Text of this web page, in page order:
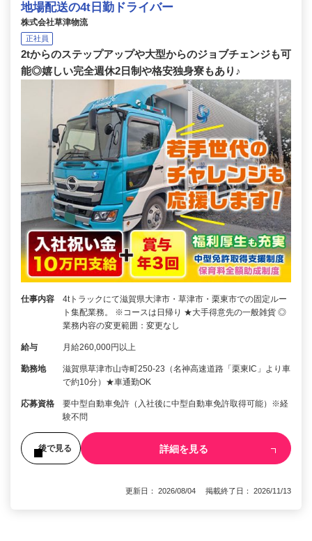
地場配送の4t日勤ドライバー
株式会社草津物流
正社員
2tからのステップアップや大型からのジョブチェンジも可
能◎嬉しい完全週休2日制や格安独身寮もあり♪
仕事内容
4tトラックにて滋賀県大津市・草津市・栗東市での固定ルー
ト集配業務。 ※コースは日帰り ★大手得意先の一般雑貨 ◎
業務内容の変更範囲：変更なし
給与 月給260,000円以上
勤務地
滋賀県草津市山寺町250-23（名神高速道路「栗東IC」より車
で約10分）★車通勤OK
応募資格
要中型自動車免許（入社後に中型自動車免許取得可能）※経
験不問
後で見る 詳細を見る
更新日： 2026/08/04 掲載終了日： 2026/11/13